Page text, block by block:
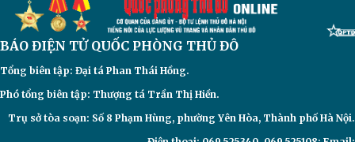
BÁO ĐIỆN TỬQUỐC PHÒNG THỦ ĐÔ
Tổng biên tập: Đại tá Phan Thái Hồng.
Phó tổng biên tập: Thượng tá Trần Thị Hiền.
Trụ sở tòa soạn: Số 8 Phạm Hùng, phường Yên Hòa, Thành phố Hà Nội.